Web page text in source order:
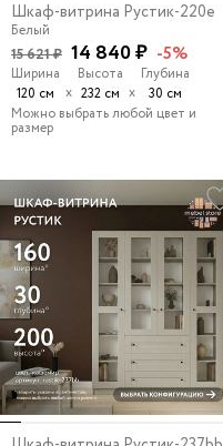
Шкаф-витрина Рустик-220e
Белый
15 621 ₽ 14 840 ₽ -5%
Ширина
120 см
х
Высота
232 см х
Глубина
30 см
Можно выбрать любой цвет и
размер